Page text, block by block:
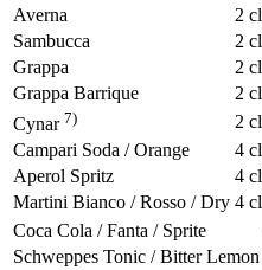
Averna
2 cl
Sambucca
2 cl
Grappa
2 cl
Grappa Barrique
2 cl
Cynar 7) 2 cl
Campari Soda / Orange
4 cl
Aperol Spritz
4 cl
Martini Bianco / Rosso / Dry 4 cl
Coca Cola / Fanta / Sprite
Schweppes Tonic / Bitter Lemon